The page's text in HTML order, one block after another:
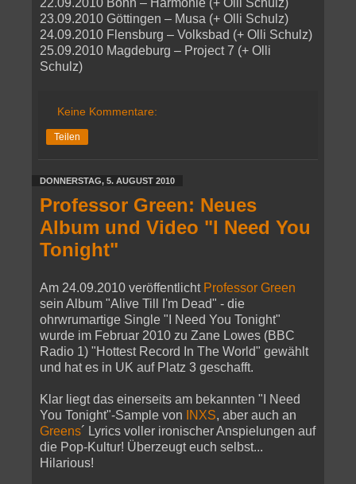
22.09.2010 Bonn – Harmonie (+ Olli Schulz)
23.09.2010 Göttingen – Musa (+ Olli Schulz)
24.09.2010 Flensburg – Volksbad (+ Olli Schulz)
25.09.2010 Magdeburg – Project 7 (+ Olli
Schulz)
Keine Kommentare:
Teilen
DONNERSTAG, 5. AUGUST 2010
Professor Green: Neues
Album und Video "I Need You
Tonight"
Am 24.09.2010 veröffentlicht Professor Green
sein Album "Alive Till I'm Dead" - die
ohrwrumartige Single "I Need You Tonight"
wurde im Februar 2010 zu Zane Lowes (BBC
Radio 1) "Hottest Record In The World" gewählt
und hat es in UK auf Platz 3 geschafft.
Klar liegt das einerseits am bekannten "I Need
You Tonight"-Sample von
INXS, aber auch an
Greens´ Lyrics voller ironischer Anspielungen auf
die Pop-Kultur! Überzeugt euch selbst...
Hilarious!